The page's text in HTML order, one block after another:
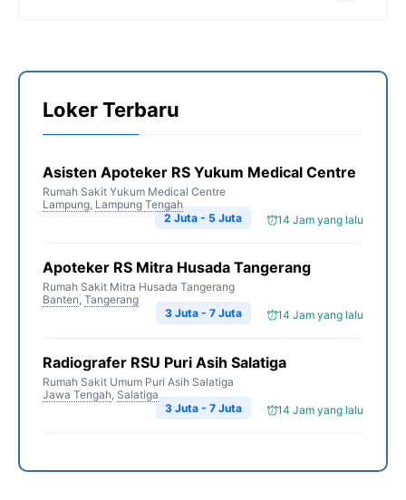
Loker Terbaru
Asisten Apoteker RS Yukum Medical Centre
Rumah Sakit Yukum Medical Centre
Lampung, Lampung Tengah
14 Jam yang lalu
2 Juta - 5 Juta
Apoteker RS Mitra Husada Tangerang
Rumah Sakit Mitra Husada Tangerang
Banten, Tangerang
14 Jam yang lalu
3 Juta - 7 Juta
Radiografer RSU Puri Asih Salatiga
Rumah Sakit Umum Puri Asih Salatiga
Jawa Tengah, Salatiga
14 Jam yang lalu
3 Juta - 7 Juta